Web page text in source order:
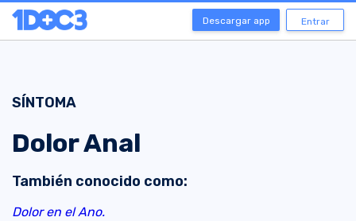
Descargar app Entrar
SÍNTOMA
Dolor Anal
También conocido como:
Dolor en el Ano.